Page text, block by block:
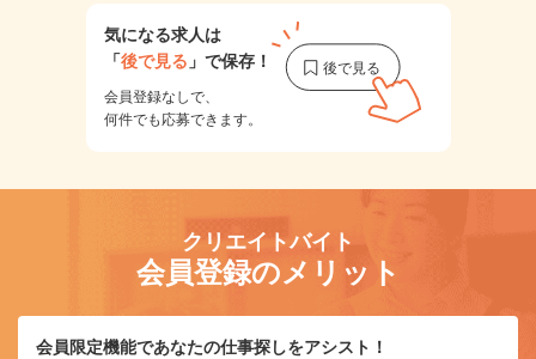
気になる求人は
「後で見る 」で保存！
会員登録なしで、
何件でも応募できます。
クリエイトバイト
会員登録のメリット
会員限定機能であなたの仕事探しをアシスト！